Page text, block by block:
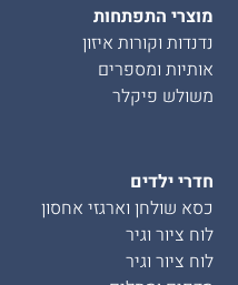
מוצרי התפתחות
נדנדות וקורות איזון
אותיות ומספרים
משולש פיקלר
חדרי ילדים
כסא שולחן וארגזי אחסון
לוח ציור וגיר
לוח ציור וגיר